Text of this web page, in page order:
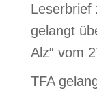
Leserbrief
gelangt
Alz“ vom
TFA